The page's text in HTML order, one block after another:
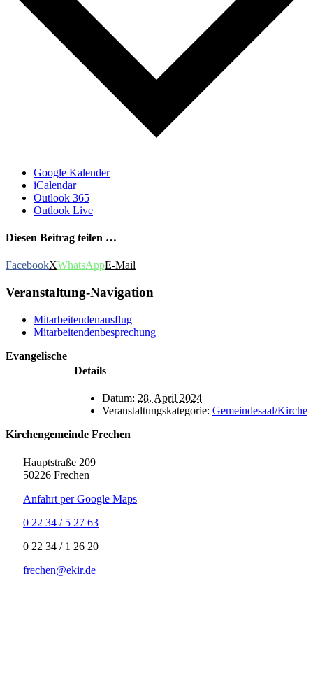
Google Kalender
iCalendar
Outlook 365
Outlook Live
Diesen Beitrag teilen …
FacebookXWhatsAppE-Mail
Veranstaltung-Navigation
Mitarbeitendenausflug
Mitarbeitendenbesprechung
Details
Datum: 28. April 2024
Veranstaltungskategorie: Gemeindesaal/Kirche
Evangelische
Kirchengemeinde Frechen
Hauptstraße 209
50226 Frechen
Anfahrt per Google Maps
0 22 34 / 5 27 63
‍0 22 34 / ‍1 26 20
frechen@ekir.de